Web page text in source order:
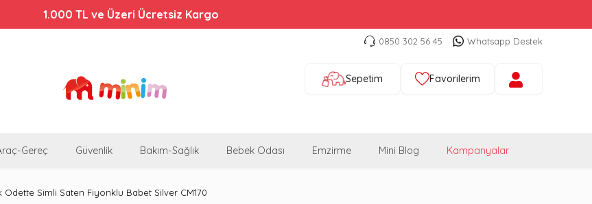
1.000 TL ve Üzeri Ücretsiz Kargo
0850 302 56 45 Whatsapp Destek
Sepetim Favorilerim
Gereç Güvenlik Bakım-Sağlık Bebek Odası Emzirme Mini Blog Kampanyalar
Odette Simli Saten Fiyonklu Babet Silver CM170